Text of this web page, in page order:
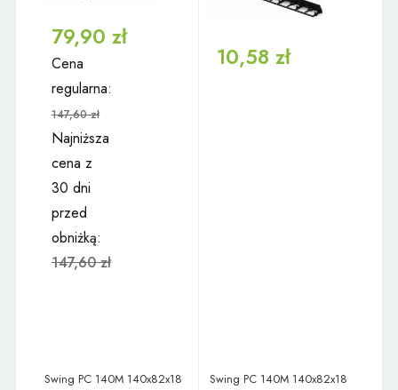
79,90 zł
Cena
regularna:
147,60 zł
Najniższa
cena z
30 dni
przed
obniżką:
147,60 zł
10,58 zł
Swing PC 140M 140x82x18
Swing PC 140M 140x82x18